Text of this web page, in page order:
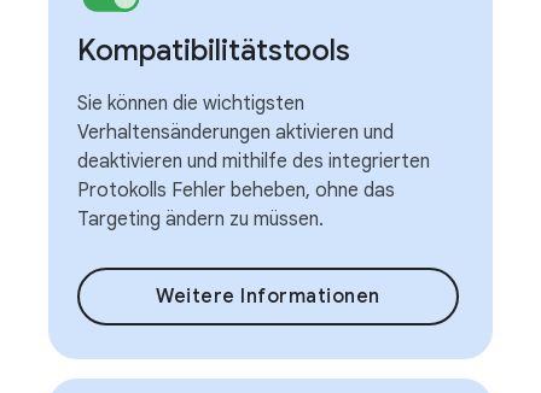
Kompatibilitätstools
Sie können die wichtigsten
Verhaltensänderungen aktivieren und
deaktivieren und mithilfe des integrierten
Protokolls Fehler beheben, ohne das
Targeting ändern zu müssen.
Weitere Informationen